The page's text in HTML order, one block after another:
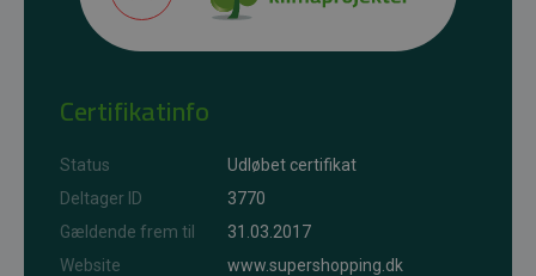
Certifikatinfo
Status
Udløbet certifikat
Deltager ID
3770
Gældende frem til
31.03.2017
Website
www.supershopping.dk